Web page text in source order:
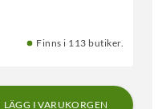
Finns i 113 butiker.
LÄGG I VARUKORGEN